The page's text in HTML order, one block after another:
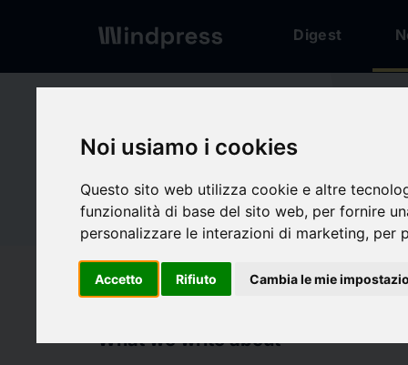
Noi usiamo i cookies
Questo sito web utilizza cookie e altre
funzionalità di base del sito web, per fornire
personalizzare le interazioni di marketing, per
Accetto Rifiuto Cambia le mie
Digest
Al
Not verified
Allvia
What we write about